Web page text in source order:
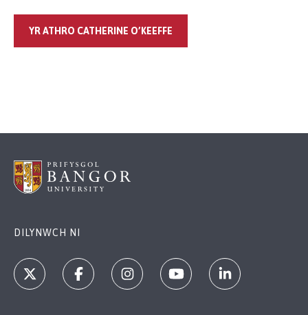
YR ATHRO CATHERINE O’KEEFFE
DILYNWCH NI